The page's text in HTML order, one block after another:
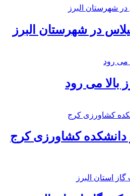
در شهرستان البرز
بالا می رود
کشاورزی کرج